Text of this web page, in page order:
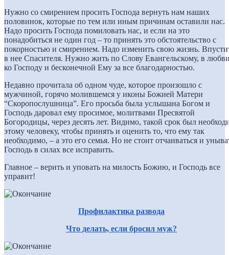
Нужно со смирением просить Господа вернуть нам наших
половинок, которые по тем или иным причинам оставили нас.
Надо просить Господа помиловать нас, и если на это
понадобиться не один год – то принять это обстоятельство с
покорностью и смирением. Надо изменить свою жизнь.
в нее Спасителя. Нужно жить по Слову Евангельскому, в
ко Господу и бесконечной Ему за все благодарностью.
Недавно прочитала об одном чуде, которое произошло с
мужчиной, горячо молившемся у иконы Божией Матери
“Скоропослушница”. Его просьба была услышана Богом и
Господь даровал ему просимое, молитвами Пресвятой
Богородицы, через десять лет. Видимо, такой срок был
этому человеку, чтобы принять и оценить то, что ему так
необходимо, – а это его семья. Но не стоит отчаиваться и
Господь в силах все исправить.
Главное – верить и уповать на милость Божию, и Господь все
управит!
Профилактика развода
Что делать, если бросил муж?